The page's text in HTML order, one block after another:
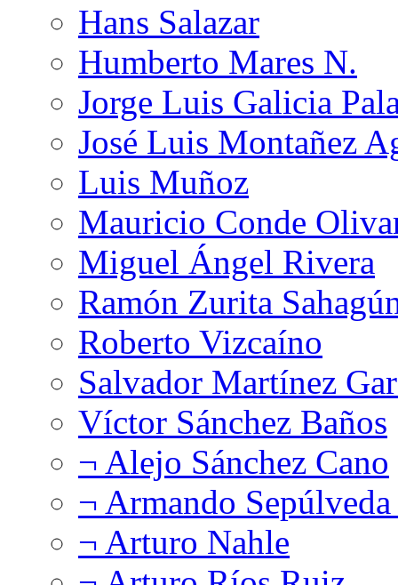
Hans Salazar
Humberto Mares N.
Jorge Luis Galicia
José Luis Montañez
Luis Muñoz
Mauricio Conde
Miguel Ángel Rivera
Ramón Zurita
Roberto Vizcaíno
Salvador Martínez
Víctor Sánchez Baños
¬ Alejo Sánchez Cano
¬ Armando
¬ Arturo Nahle